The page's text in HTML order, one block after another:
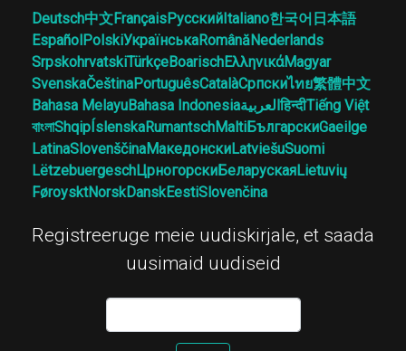
Deutsch中文FrançaisРусскийItaliano한국어 日本語
EspañolPolskiУкраїнськаRomânăNederlands
SrpskohrvatskiTürkçeBoarischΕλληνικάMagyar
SvenskaČeštinaPortuguêsCatalàСрпскиไทย繁體中文
Bahasa MelayuBahasa Indonesiaالعربيةहिन्दीTiếng Việt
বাংলাShqipÍslenskaRumantschMaltiБългарскиGaeilge
LatinaSlovenščinaМакедонскиLatviešuSuomi
LëtzebuergeschЦрногорскиБеларускаяLietuvių
FøroysktNorskDanskEestiSlovenčina
Registreeruge meie uudiskirjale, et saada
uusimaid uudiseid